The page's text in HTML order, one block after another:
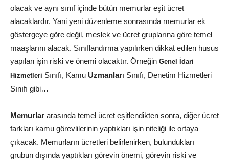
olacak ve aynı sınıf içinde bütün memurlar eşit ücret
alacaklardır. Yani yeni düzenleme sonrasında memurlar ek
göstergeye göre değil, meslek ve ücret gruplarına göre temel
maaşlarını alacak. Sınıflandırma yapılırken dikkat edilen husus
yapılan işin riski ve önemi olacaktır. Örneğin Genel İdari
Hizmetleri Sınıfı, Kamu Uzmanları Sınıfı, Denetim Hizmetleri
Sınıfı gibi…
Memurlar arasında temel ücret eşitlendikten sonra, diğer ücret
farkları kamu görevlilerinin yaptıkları işin niteliği ile ortaya
çıkacak. Memurların ücretleri belirlenirken, bulundukları
grubun dışında yaptıkları görevin önemi, görevin riski ve